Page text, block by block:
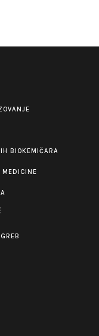
BIOKEMIČARA
MEDICINE